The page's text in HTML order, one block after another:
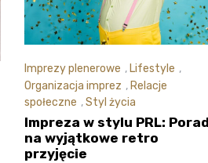
Imprezy plenerowe , Lifestyle ,
Organizacja imprez , Relacje
społeczne ,Styl życia
Impreza w stylu PRL:
na wyjątkowe retro
przyjęcie